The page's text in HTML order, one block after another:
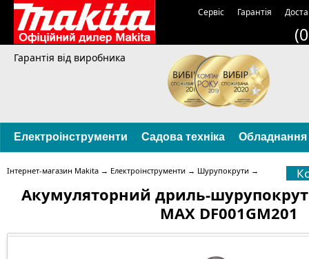
Сервіс Гарантія
Гарантія від виробника
Електроінструменти Садова техніка Обладнання
Інтернет-магазин Makita → Електроінструменти → Шурупокрути →
Акумуляторний дриль-шурупокрут
MAX DF001GM201